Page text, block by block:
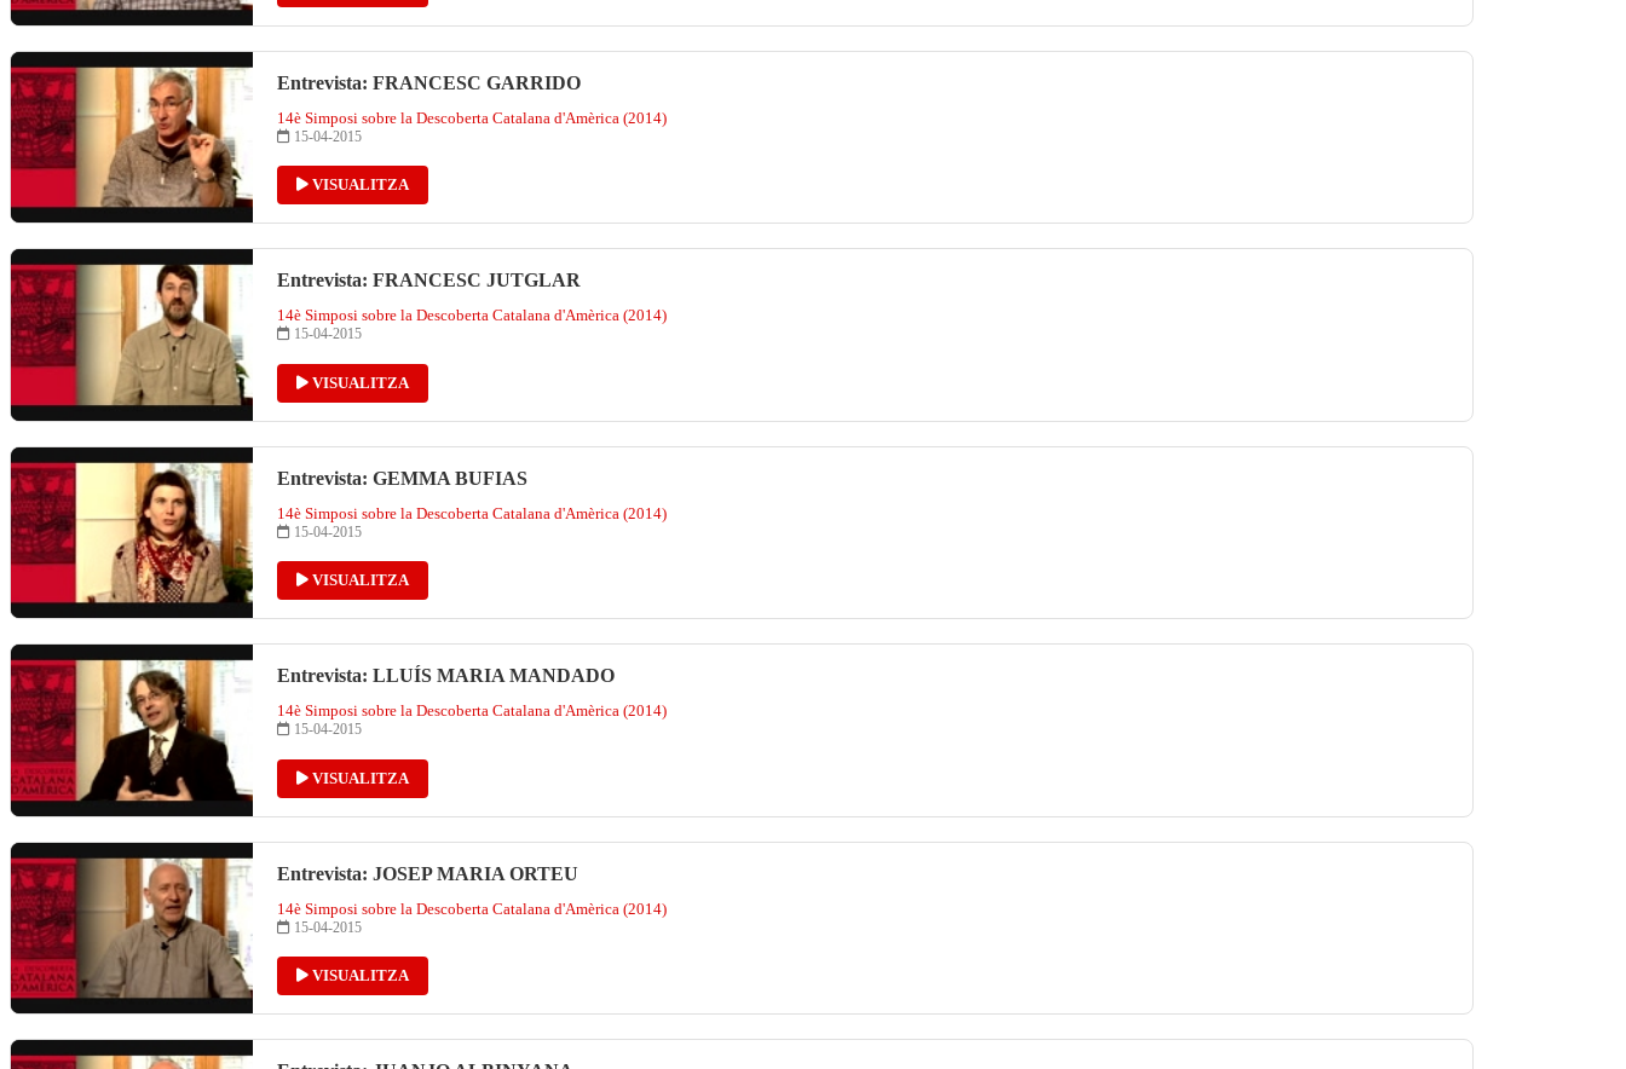
Entrevista: FRANCESC GARRIDO
14è Simposi sobre la Descoberta Catalana d'Amèrica (2014)
15-04-2015
VISUALITZA
Entrevista: FRANCESC JUTGLAR
14è Simposi sobre la Descoberta Catalana d'Amèrica (2014)
15-04-2015
VISUALITZA
Entrevista: GEMMA BUFIAS
14è Simposi sobre la Descoberta Catalana d'Amèrica (2014)
15-04-2015
VISUALITZA
Entrevista: LLUÍS MARIA MANDADO
14è Simposi sobre la Descoberta Catalana d'Amèrica (2014)
15-04-2015
VISUALITZA
Entrevista: JOSEP MARIA ORTEU
14è Simposi sobre la Descoberta Catalana d'Amèrica (2014)
15-04-2015
VISUALITZA